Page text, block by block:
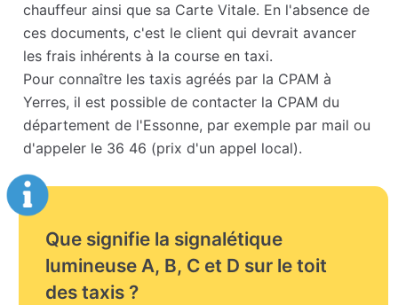
chauffeur ainsi que sa Carte Vitale. En l'absence de
ces documents, c'est le client qui devrait avancer
les frais inhérents à la course en taxi.
Pour connaître les taxis agréés par la CPAM à
Yerres, il est possible de contacter la CPAM du
département de l'Essonne, par exemple par mail ou
d'appeler le 36 46 (prix d'un appel local).
Que signifie la signalétique
lumineuse A, B, C et D sur le toit
des taxis ?